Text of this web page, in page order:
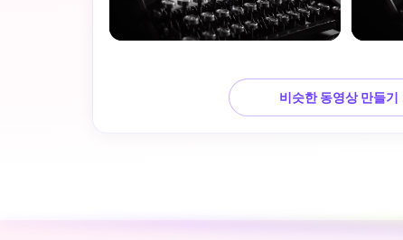
비슷한 동영상 만들